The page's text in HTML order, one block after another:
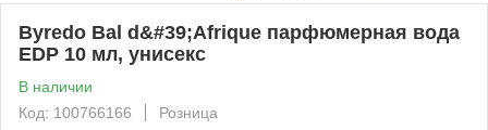
Byredo Bal d&#39;Afrique парфюмерная вода
EDP 10 мл, унисекс
В наличии
Код: 100766166
Розница